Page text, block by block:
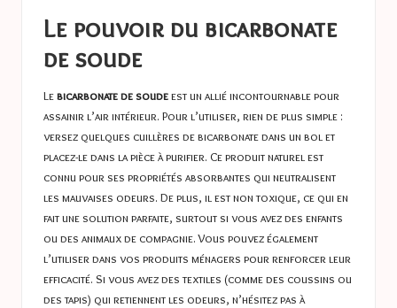
Le pouvoir du bicarbonate
de soude
Lebicarbonate de soudeest un allié incontournable pour
assainir l’air intérieur. Pour l’utiliser, rien de plus simple :
versez quelques cuillères de bicarbonate dans un bol et
placez-le dans la pièce à purifier. Ce produit naturel est
connu pour ses propriétés absorbantes qui neutralisent
les mauvaises odeurs. De plus, il est non toxique, ce qui en
fait une solution parfaite, surtout si vous avez des enfants
ou des animaux de compagnie. Vous pouvez également
l’utiliser dans vos produits ménagers pour renforcer leur
efficacité. Si vous avez des textiles (comme des coussins ou
des tapis) qui retiennent les odeurs, n’hésitez pas à